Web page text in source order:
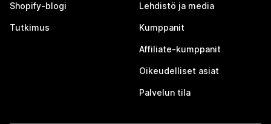
Shopify-blogi
Tutkimus
Lehdistö ja media
Kumppanit
Affiliate-kumppanit
Oikeudelliset asiat
Palvelun tila